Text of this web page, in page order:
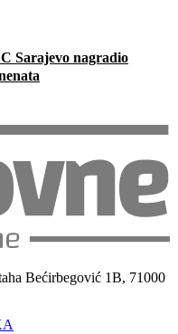
Sarajevo nagradio
Bećirbegović 1B, 71000